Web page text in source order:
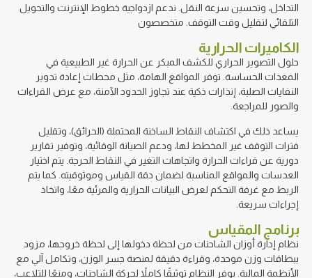
التداخل، وتحسين سرعة النقل. ندعم ازدواجية خطوط الإنترنت والتحويل
التلقائي لتقليل وقت التوقف. متخصصون
الكاميرات الحرارية
حلول التصوير الحراري للكشف المبكر عن الحرارة غير الطبيعية في
المعدات الحساسة. توفر المواقع الهامة، مثل محطات إعادة تدوير
النفايات الصلبة، إنذارات ذكية عند تجاوز الحدود الآمنة، مع عرض القراءات
والصور للمراجعة.
يساعد ذلك في اكتشاف النقاط الساخنة المحتملة (الحرائق)، وتقليل
فترات التوقف غير المخطط لها، ودعم الصيانة الوقائية، وتوفير تقارير
دورية عن قراءات الحرارة واتجاهات التغير في النقاط الحرجة. يتم اختيار
العدسات والمواقع المناسبة لضمان دقة القياس وموثوقيته. كما يتم
الربط مع غرفة التحكم لعرض البيانات الحرارية والمرئية معًا، واتخاذ
إجراءات سريعة.
برنامج المقياس
نظام إدارة أوزان الشاحنات من لحظة دخولها إلى لحظة خروجها، مزود
ببطاقات وزن موحدة، وقراءة دقيقة لمنصة جسر الوزن، وتكامل آلي مع
الأنظمة المالية. يوفر النظام توثيقًا كاملاً لحركة الشاحنات، ومنعًا للتلاعب،